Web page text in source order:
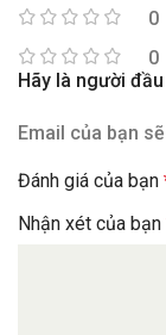
0
0
Hãy là người
Email của bạn
Đánh giá của bạn
Nhận xét của bạn